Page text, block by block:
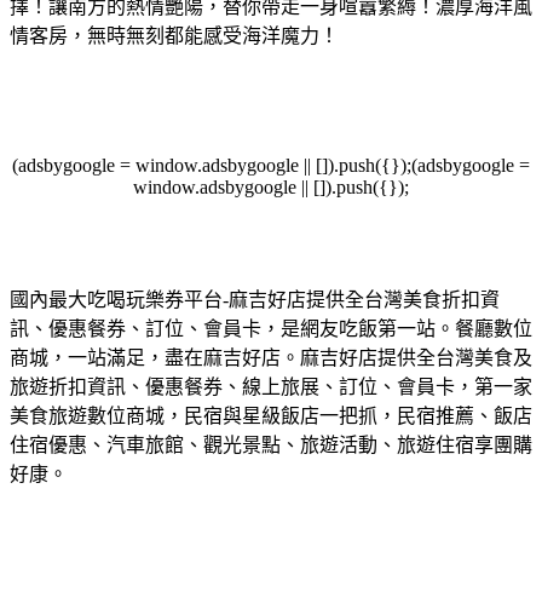
擇！讓南方的熱情艷陽，替你帶走一身喧囂繁縟！濃厚海洋風
情客房，無時無刻都能感受海洋魔力！
(adsbygoogle = window.adsbygoogle || []).push({});(adsbygoogle =
window.adsbygoogle || []).push({});
國內最大吃喝玩樂券平台-麻吉好店提供全台灣美食折扣資
訊、優惠餐券、訂位、會員卡，是網友吃飯第一站。餐廳數位
商城，一站滿足，盡在麻吉好店。麻吉好店提供全台灣美食及
旅遊折扣資訊、優惠餐券、線上旅展、訂位、會員卡，第一家
美食旅遊數位商城，民宿與星級飯店一把抓，民宿推薦、飯店
住宿優惠、汽車旅館、觀光景點、旅遊活動、旅遊住宿享團購
好康。